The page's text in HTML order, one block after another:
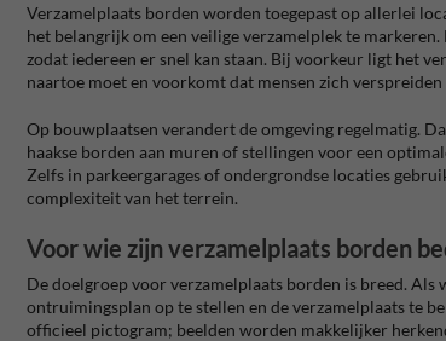
Verzamelplaats borden worden toegepast op allerlei
het belangrijk om een veilige verzamelplek te
zodat iedereen er snel kan staan. Bij voorkeur ligt het
naartoe moet en voorkomt dat mensen zich
Op bouwplaatsen verandert de omgeving regelmatig.
haakse borden aan muren of stellingen voor een
Zelfs in parkeergarages of ondergrondse locaties
complexiteit van het terrein.
Voor wie zijn verzamelplaats borden
De doelgroep voor verzamelplaats borden is breed.
ontruimingsplan op te stellen en de verzamelplaats te
officieel pictogram; beelden worden makkelijker